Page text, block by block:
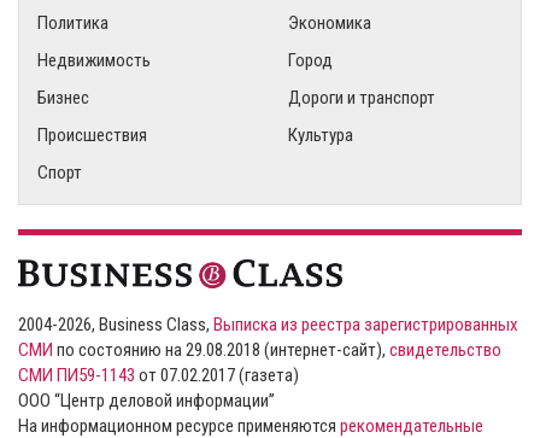
Политика
Экономика
Недвижимость
Город
Бизнес
Дороги и транспорт
Происшествия
Культура
Спорт
2004-2026, Business Class, Выписка из реестра зарегистрированных
СМИ по состоянию на 29.08.2018 (интернет-сайт), свидетельство
СМИ ПИ59-1143 от 07.02.2017 (газета)
ООО “Центр деловой информации”
На информационном ресурсе применяются рекомендательные